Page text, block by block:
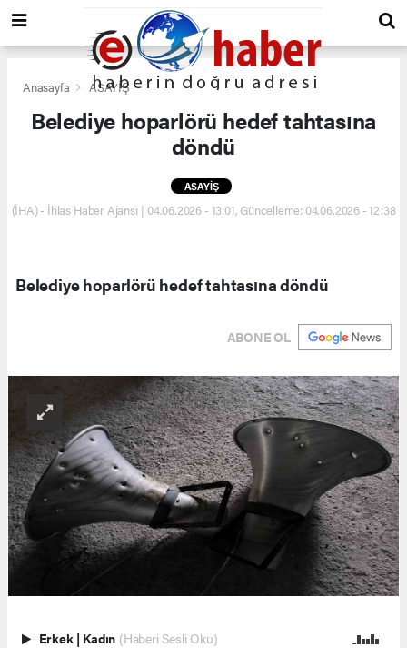
Anasayfa ASAYİŞ
Belediye hoparlörü hedef tahtasına
döndü
ASAYİŞ
(İHA) - İhlas Haber Ajansı | 04.06.2026 - 13:01, Güncelleme: 04.06.2026 - 12:38
Belediye hoparlörü hedef tahtasına döndü
ABONE OL
Erkek | Kadın (Haberi Sesli Oku)